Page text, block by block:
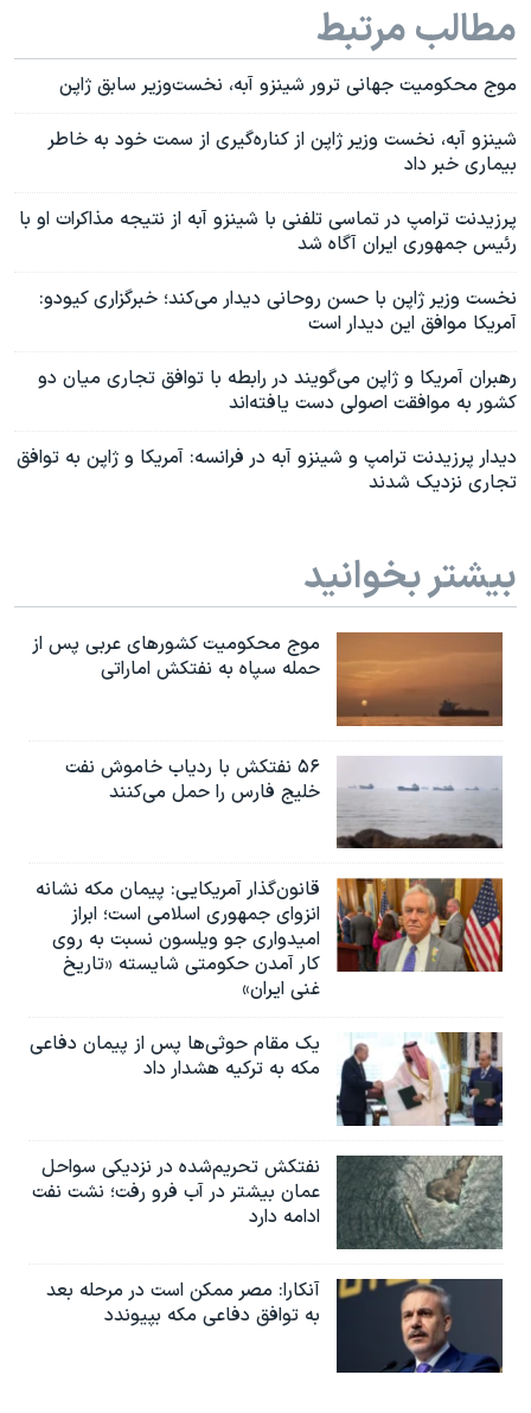
مطالب مرتبط
موج محکومیت جهانی ترور شینزو آبه، نخست‌وزیر سابق ژاپن
شینزو آبه، نخست وزیر ژاپن از کناره‌گیری از سمت خود به خاطر
بیماری خبر داد
پرزیدنت ترامپ در تماسی تلفنی با شینزو آبه از نتیجه مذاکرات او با
رئیس جمهوری ایران آگاه شد
نخست وزیر ژاپن با حسن روحانی دیدار می‌کند؛ خبرگزاری کیودو:
آمریکا موافق این دیدار است
رهبران آمریکا و ژاپن می‌گویند در رابطه با توافق تجاری میان دو
کشور به موافقت اصولی دست یافته‌اند
دیدار پرزیدنت ترامپ و شینزو آبه در فرانسه: آمریکا و ژاپن به توافق
تجاری نزدیک شدند
بیشتر بخوانید
موج محکومیت کشورهای عربی پس از
حمله سپاه به نفتکش اماراتی
۵۶ نفتکش با ردیاب خاموش نفت
خلیج فارس را حمل می‌کنند
قانون‌گذار آمریکایی: پیمان مکه نشانه
انزوای جمهوری اسلامی است؛ ابراز
امیدواری جو ویلسون نسبت به روی
کار آمدن حکومتی شایسته «تاریخ
غنی ایران»
یک مقام حوثی‌ها پس از پیمان دفاعی
مکه به ترکیه هشدار داد
نفتکش تحریم‌شده در نزدیکی سواحل
عمان بیشتر در آب فرو رفت؛ نشت نفت
ادامه دارد
آنکارا: مصر ممکن است در مرحله بعد
به توافق دفاعی مکه بپیوندد